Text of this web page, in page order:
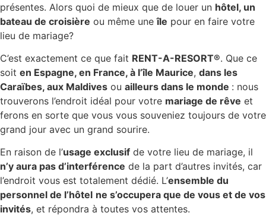
présentes. Alors quoi de mieux que de louer un hôtel, un
bateau de croisière ou même uneîle pour en faire votre
lieu de mariage?
C’est exactement ce que fait RENT-A-RESORT®. Que ce
soit en Espagne, en France, à l’île Maurice, dans les
Caraïbes, aux Maldives ou ailleurs dans le monde : nous
trouverons l’endroit idéal pour votre mariage de rêve et
ferons en sorte que vous vous souveniez toujours de votre
grand jour avec un grand sourire.
En raison de l’usage exclusif de votre lieu de mariage, il
n’y aura pas d’interférence de la part d’autres invités, car
l’endroit vous est totalement dédié. L’ensemble du
personnel de l’hôtel ne s’occupera que de vous et de vos
invités, et répondra à toutes vos attentes.